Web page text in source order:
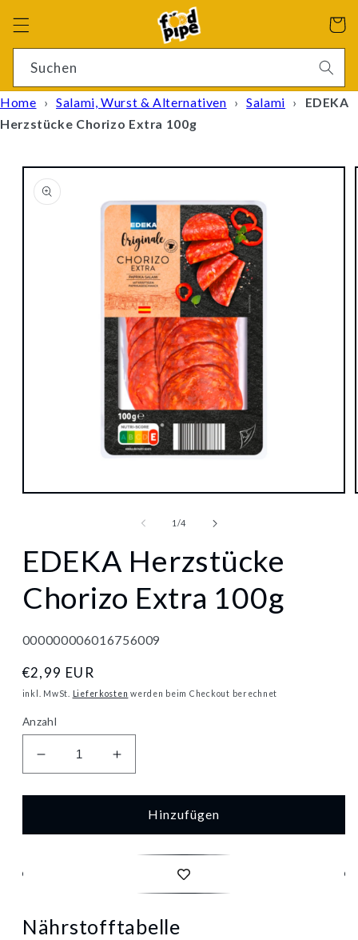
zum
Inhalt
Suchen
4 Ergebnisse
Home › Salami, Wurst & Alternativen › Salami ›
EDEKA
Herzstücke Chorizo Extra 100g
1 /von
4
EDEKA Herzstücke
Chorizo Extra 100g
000000006016756009
Normaler
Preis
€2,99 EUR
inkl. MwSt. Lieferkosten werden beim Checkout berechnet
Anzahl
Verringere
die
Menge
EDEKA
Erhöhe
die
Menge
EDEKA
Hinzufügen
Nährstofftabelle